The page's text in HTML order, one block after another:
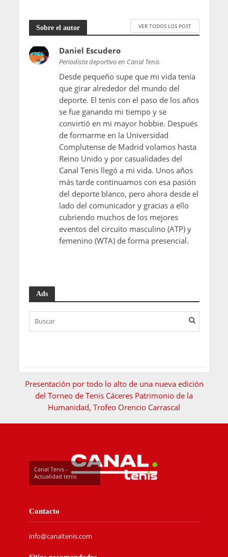
Sobre el autor VER TODOS LOS POST
Daniel Escudero
Periodista deportivo en Canal Tenis
Desde pequeño supe que mi vida tenía
que girar alrededor del mundo del
deporte. El tenis con el paso de los años
se fue ganando mi tiempo y se
convirtió en mi mayor hobbie. Después
de formarme en la Universidad
Complutense de Madrid volamos hasta
Reino Unido y por casualidades del
Canal Tenis llegó a mi vida. Unos años
más tarde continuamos con esa pasión
del deporte blanco, pero ahora desde el
lado del comunicador y gracias a ello
cubriendo muchos de los mejores
eventos del circuito masculino (ATP) y
femenino (WTA) de forma presencial.
Ads
Presentación por todo lo alto de una nueva edición
del Torneo de Tenis Cáceres Patrimonio de la
Humanidad, Trofeo Orencio Carrascal
Canal Tenis -
Actualidad tenis
Contacto
info@canaltenis.com